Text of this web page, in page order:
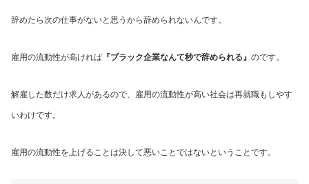
辞めたら次の仕事がないと思うから辞められないんです。
雇用の流動性が高ければ 『ブラック企業なんて秒で辞められる』 のです。
解雇した数だけ求人があるので、雇用の流動性が高い社会は再就職もしやす
いわけです。
雇用の流動性を上げることは決して悪いことではないということです。